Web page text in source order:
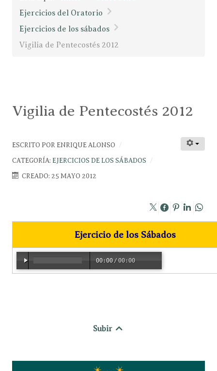
Ejercicios del Oratorio
Ejercicios de los sábados
Vigilia de Pentecostés 2012
Vigilia de Pentecostés 2012
ESCRITO POR ENRIQUE ALONSO
CATEGORÍA: EJERCICIOS DE LOS SÁBADOS
CREADO: 25 MAYO 2012
Ejercicio de los Sábados
00:00 /00:00
Subir